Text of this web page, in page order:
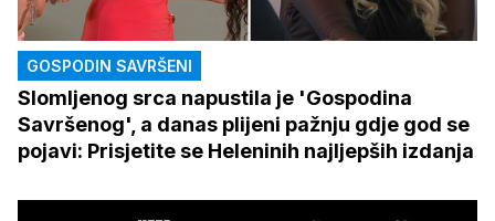
GOSPODIN SAVRŠENI
Slomljenog srca napustila je 'Gospodina
Savršenog', a danas plijeni pažnju gdje god se
pojavi: Prisjetite se Heleninih najljepših izdanja